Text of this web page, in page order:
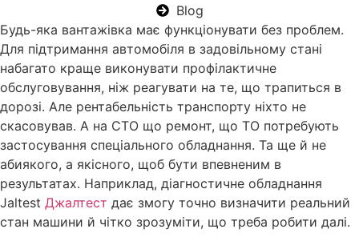
Blog
Будь-яка вантажівка має функціонувати без проблем.
Для підтримання автомобіля в задовільному стані
набагато краще виконувати профілактичне
обслуговування, ніж реагувати на те, що трапиться в
дорозі. Але рентабельність транспорту ніхто не
скасовував. А на СТО що ремонт, що ТО потребують
застосування спеціального обладнання. Та ще й не
абиякого, а якісного, щоб бути впевненим в
результатах. Наприклад, діагностичне обладнання
Jaltest Джалтест дає змогу точно визначити реальний
стан машини й чітко зрозуміти, що треба робити далі.